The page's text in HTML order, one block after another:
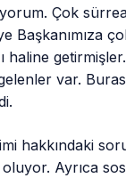
Çok
Başkanımıza
var.
hakkındaki
Ayrıca